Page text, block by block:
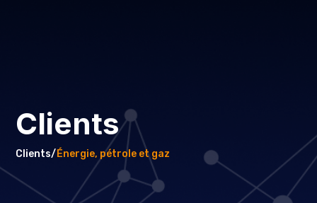
Clients
Clients/Énergie, pétrole et gaz